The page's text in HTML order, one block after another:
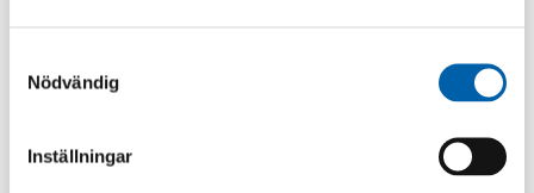
Nödvändig
Inställningar